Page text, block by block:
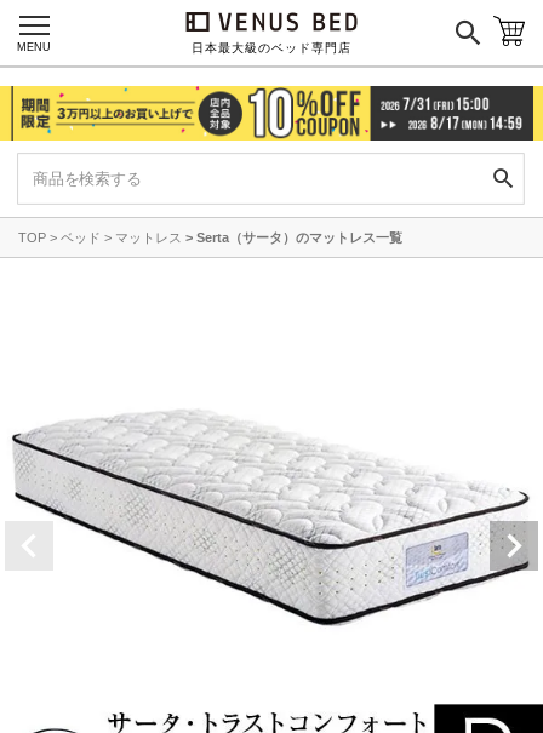
日本最大級のベッド専門店
MENU
TOP ベッド マットレス Serta（サータ）のマットレス一覧